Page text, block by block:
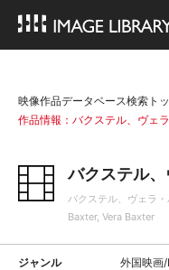
映像作品データベース検索ト
作品情報：バクステル、ヴェ
バクステル
バクステル、ヴェラ
Baxter, Vera Baxter
ジャンル 外国映画